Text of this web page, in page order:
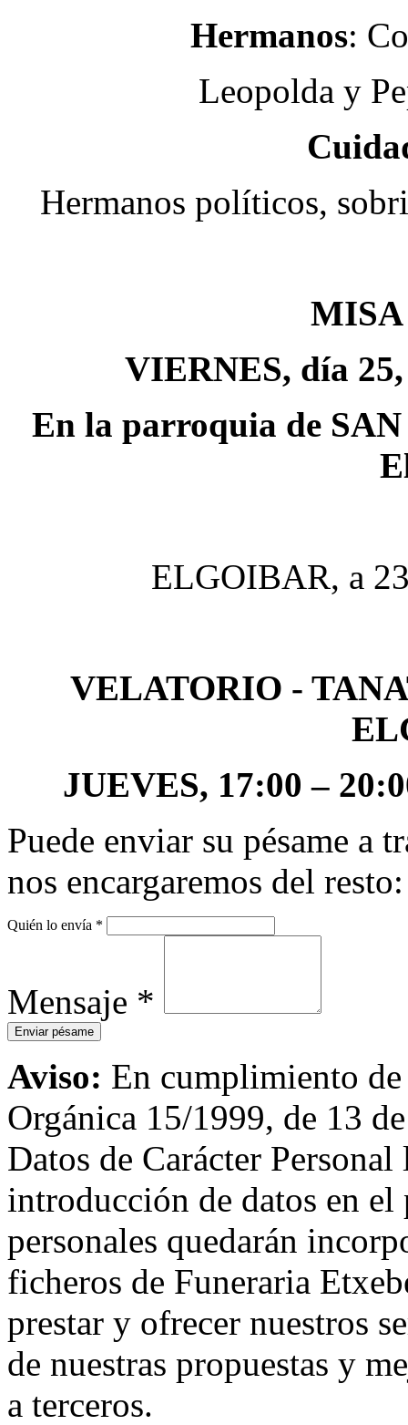
Hermanos:
Leopolda y
Hermanos políticos,
VIERNES, día
En la parroquia de
ELGOIBAR, a
VELATORIO -
JUEVES, 17:00 –
Puede enviar su pésame a
nos encargaremos del resto:
Quién lo envía *
Mensaje *
Aviso: En cumplimiento
Orgánica 15/1999, de 13
Datos de Carácter
introducción de datos en
personales quedarán
ficheros de Funeraria
prestar y ofrecer nuestros
de nuestras propuestas y
a terceros.